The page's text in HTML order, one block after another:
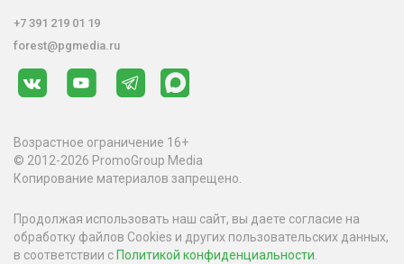
+7 391 219 01 19
forest@pgmedia.ru
Возрастное ограничение 16+
© 2012-2026 PromoGroup Media
Копирование материалов запрещено.
Продолжая использовать наш сайт, вы даете согласие на
обработку файлов Cookies и других пользовательских данных,
в соответствии с Политикой конфиденциальности